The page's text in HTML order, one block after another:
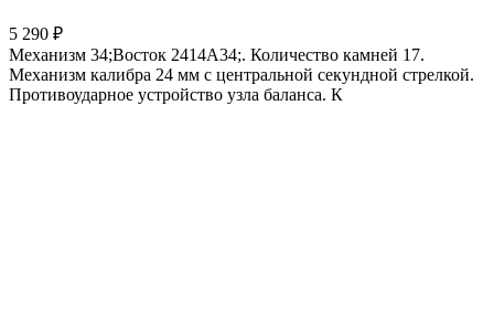
5 290 ₽
Механизм 34;Восток 2414А34;. Количество камней 17.
Механизм калибра 24 мм с центральной секундной стрелкой.
Противоударное устройство узла баланса. К